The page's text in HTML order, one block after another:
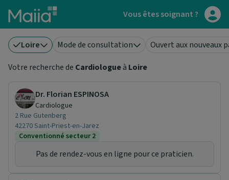
Aller au contenu principal Vous êtes soignant ?
Loire Mode de consultation
Ouvert aux nouveaux
Votre recherche de Cardiologueà Loire
Dr. Florian ESPINOSA
Cardiologue
2 Rue Gutenberg
42270 Saint-Priest-en-Jarez
Conventionné secteur 2
Pas de rendez-vous en ligne pour ce praticien.